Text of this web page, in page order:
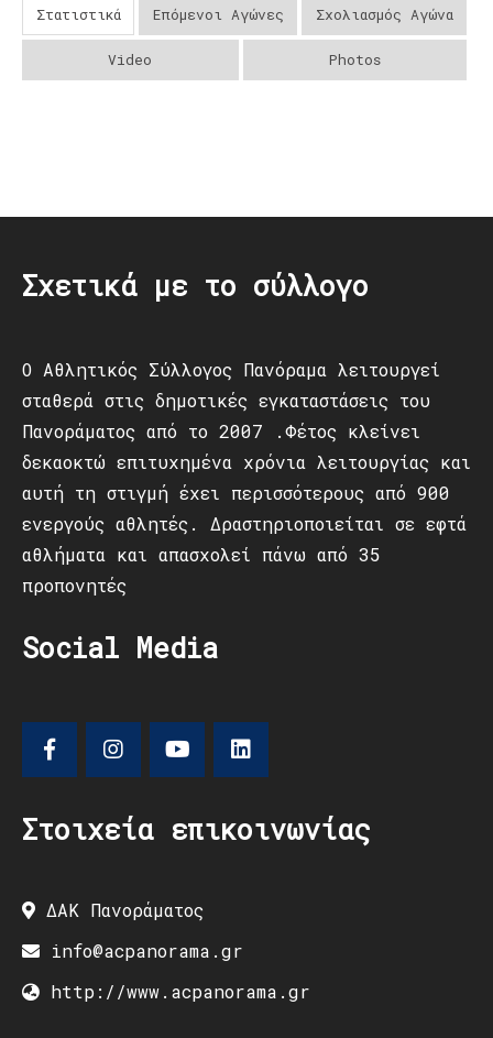
Στατιστικά Επόμενοι Αγώνες Σχολιασμός Αγώνα
Video Photos
Σχετικά με το σύλλογο
Ο Αθλητικός Σύλλογος Πανόραμα λειτουργεί
σταθερά στις δημοτικές εγκαταστάσεις του
Πανοράματος από το 2007 .Φέτος κλείνει
δεκαοκτώ επιτυχημένα χρόνια λειτουργίας και
αυτή τη στιγμή έχει περισσότερους από 900
ενεργούς αθλητές. Δραστηριοποιείται σε εφτά
αθλήματα και απασχολεί πάνω από 35
προπονητές
Social Media
Στοιχεία επικοινωνίας
ΔΑΚ Πανοράματος
info@acpanorama.gr
http://www.acpanorama.gr